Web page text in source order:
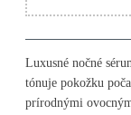
Luxusné nočné
tónuje pokožku
prírodnými